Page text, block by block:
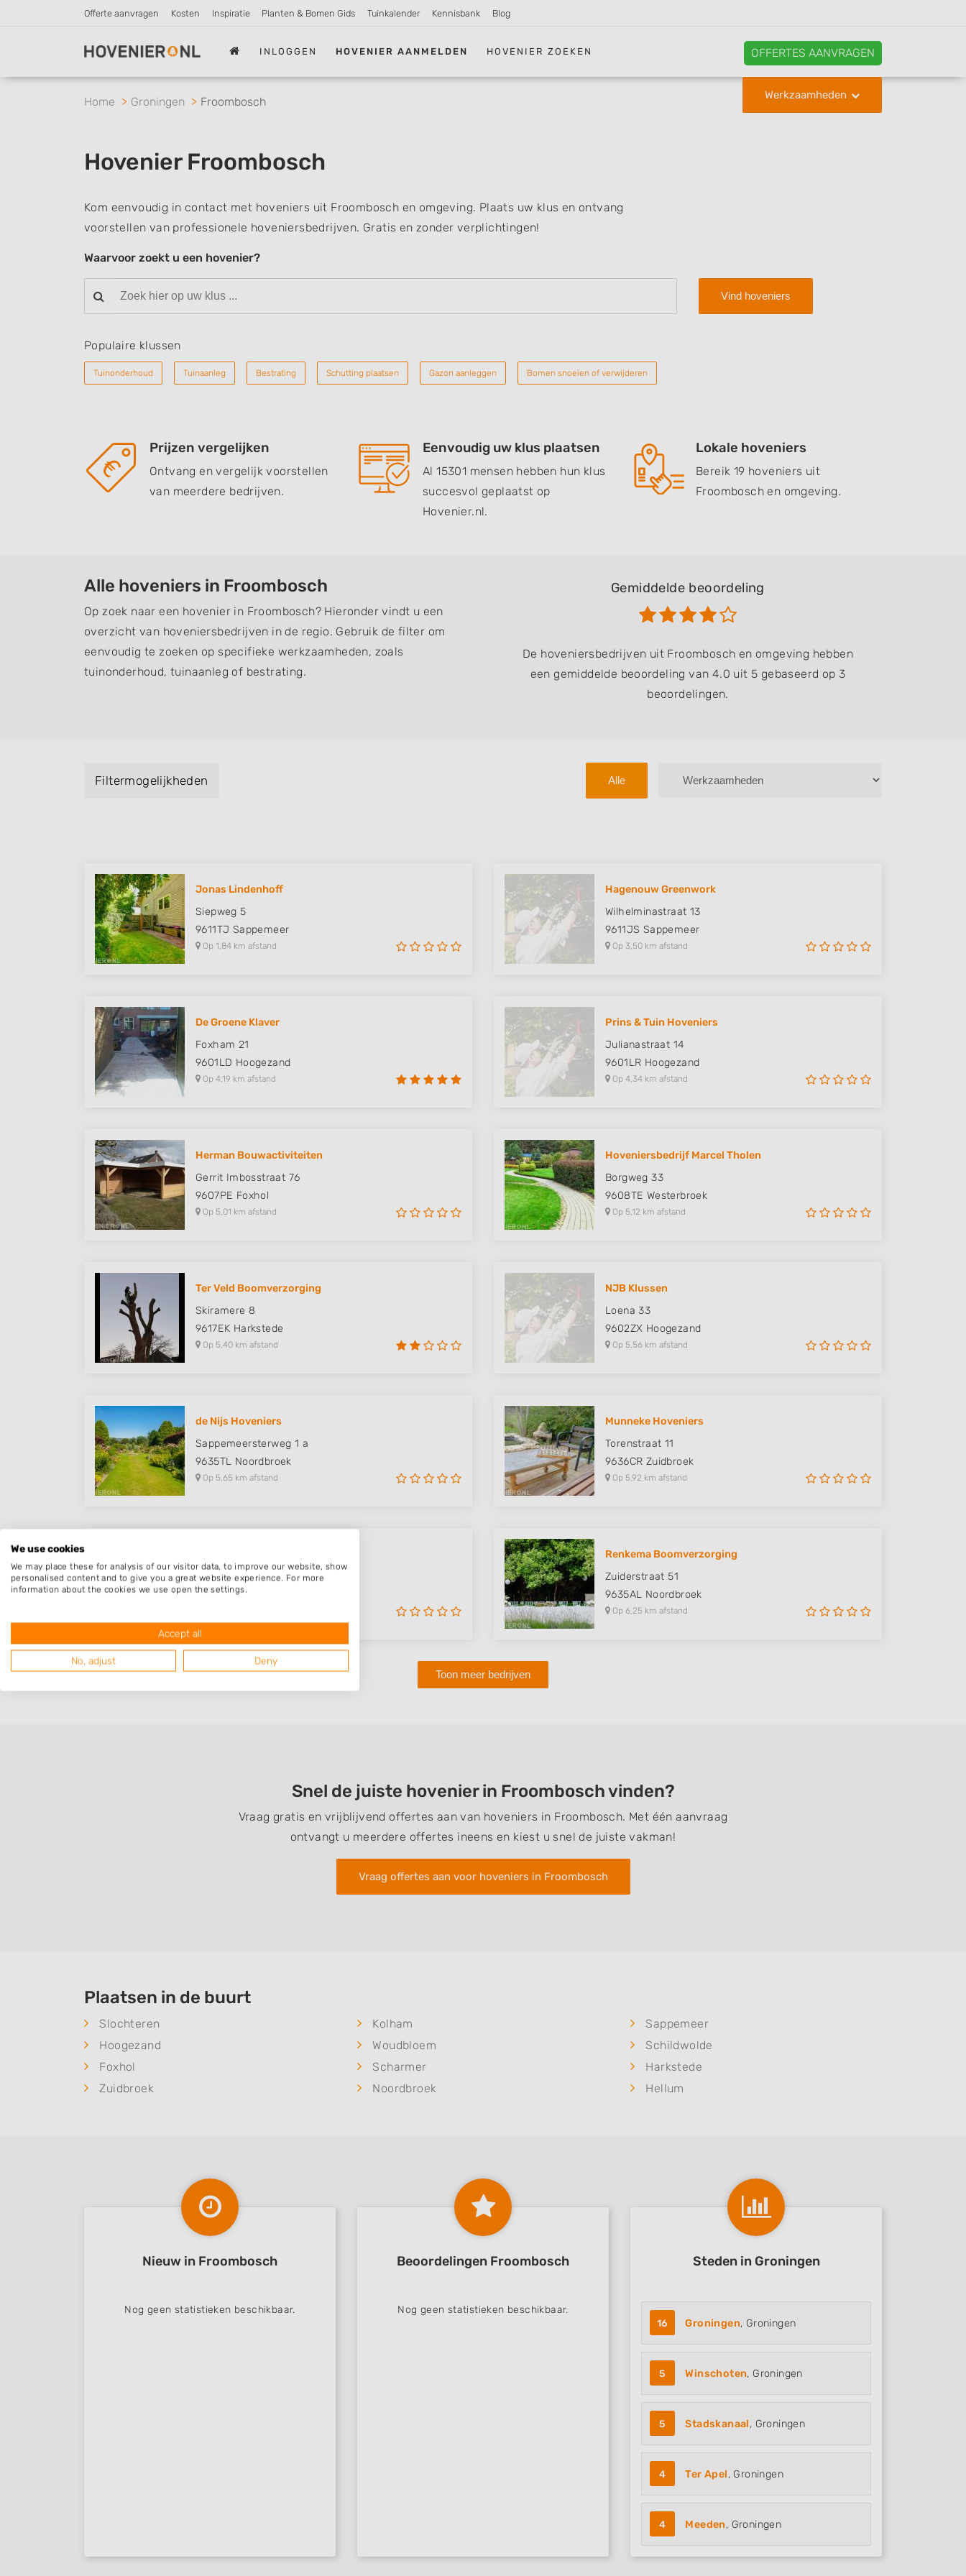
Offerte aanvragen Kosten Inspiratie Planten & Bomen Gids Tuinkalender Kennisbank Blog
INLOGGEN HOVENIER AANMELDEN HOVENIER ZOEKEN OFFERTES AANVRAGEN
Werkzaamheden
Home Groningen Froombosch
Hovenier Froombosch
Kom eenvoudig in contact met hoveniers uit Froombosch en omgeving. Plaats uw klus en ontvang
voorstellen van professionele hoveniersbedrijven. Gratis en zonder verplichtingen!
Waarvoor zoekt u een hovenier?
Vind hoveniers
Populaire klussen
Tuinonderhoud Tuinaanleg Bestrating Schutting plaatsen Gazon aanleggen Bomen snoeien of verwijderen
Prijzen vergelijken
Ontvang en vergelijk voorstellen
van meerdere bedrijven.
Eenvoudig uw klus plaatsen
Al 15301 mensen hebben hun klus
succesvol geplaatst op
Hovenier.nl.
Lokale hoveniers
Bereik 19 hoveniers uit
Froombosch en omgeving.
Alle hoveniers in Froombosch
Op zoek naar een hovenier in Froombosch? Hieronder vindt u een
overzicht van hoveniersbedrijven in de regio. Gebruik de filter om
eenvoudig te zoeken op specifieke werkzaamheden, zoals
tuinonderhoud, tuinaanleg of bestrating.
Gemiddelde beoordeling
De hoveniersbedrijven uit Froombosch en omgeving hebben
een gemiddelde beoordeling van 4.0 uit 5 gebaseerd op 3
beoordelingen.
Filtermogelijkheden Alle
Jonas Lindenhoff
Siepweg 5
9611TJ Sappemeer
Op 1,84 km afstand
Hagenouw Greenwork
Wilhelminastraat 13
9611JS Sappemeer
Op 3,50 km afstand
De Groene Klaver
Foxham 21
9601LD Hoogezand
Op 4,19 km afstand
Prins & Tuin Hoveniers
Julianastraat 14
9601LR Hoogezand
Op 4,34 km afstand
Herman Bouwactiviteiten
Gerrit Imbosstraat 76
9607PE Foxhol
Op 5,01 km afstand
Hoveniersbedrijf Marcel Tholen
Borgweg 33
9608TE Westerbroek
Op 5,12 km afstand
Ter Veld Boomverzorging
Skiramere 8
9617EK Harkstede
Op 5,40 km afstand
NJB Klussen
Loena 33
9602ZX Hoogezand
Op 5,56 km afstand
de Nijs Hoveniers
Sappemeersterweg 1 a
9635TL Noordbroek
Op 5,65 km afstand
Munneke Hoveniers
Torenstraat 11
9636CR Zuidbroek
Op 5,92 km afstand
Slochtermeenteweg 4
9624PA Luddeweer
Renkema Boomverzorging
Zuiderstraat 51
9635AL Noordbroek
Op 6,25 km afstand
Toon meer bedrijven
Snel de juiste hovenier in Froombosch vinden?
Vraag gratis en vrijblijvend offertes aan van hoveniers in Froombosch. Met één aanvraag
ontvangt u meerdere offertes ineens en kiest u snel de juiste vakman!
Vraag offertes aan voor hoveniers in Froombosch
Plaatsen in de buurt
Slochteren Kolham
Sappemeer
Hoogezand
Woudbloem
Schildwolde
Foxhol
Scharmer
Harkstede
Zuidbroek
Noordbroek Hellum
Nieuw in Froombosch
Nog geen statistieken beschikbaar.
Beoordelingen Froombosch
Nog geen statistieken beschikbaar.
Steden in Groningen
16 Groningen, Groningen
5 Winschoten, Groningen
5 Stadskanaal, Groningen
4 Ter Apel, Groningen
4 Meeden, Groningen
We use cookies
We may place these for analysis of our visitor data, to improve our website, show
personalised content and to give you a great website experience. For more
information about the cookies we use open the settings.
Accept all
No, adjust Deny